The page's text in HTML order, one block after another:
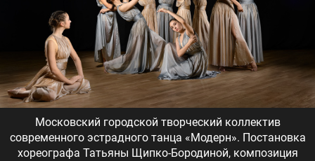
Московский городской творческий коллектив
современного эстрадного танца «Модерн». Постановка
хореографа Татьяны Щипко-Бородиной, композиция